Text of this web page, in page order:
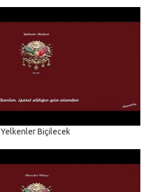
Yelkenler Biçilecek